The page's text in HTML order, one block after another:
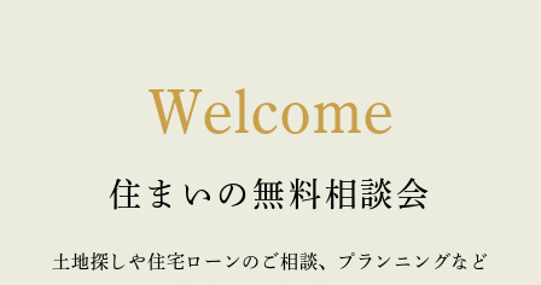
Welcome
住まいの無料相談会
土地探しや住宅ローンのご相談、プランニングなど